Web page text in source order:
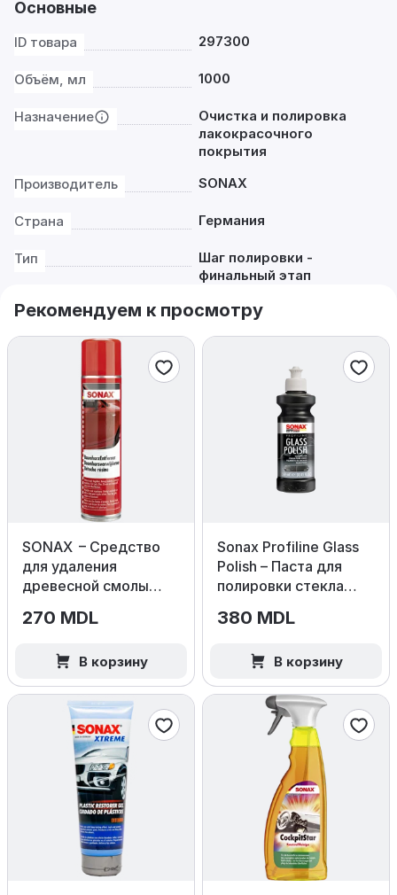
Основные
ID товара 297300
Объём, мл 1000
Назначение
Очистка и полировка
лакокрасочного
покрытия
Производитель
SONAX
Страна Германия
Тип
Шаг полировки -
финальный этап
Рекомендуем к просмотру
SONAX – Средство
для удаления
древесной смолы
270 MDL
В корзину
Sonax Profiline Glass
Polish – Паста для
полировки стекла
380 MDL
В корзину